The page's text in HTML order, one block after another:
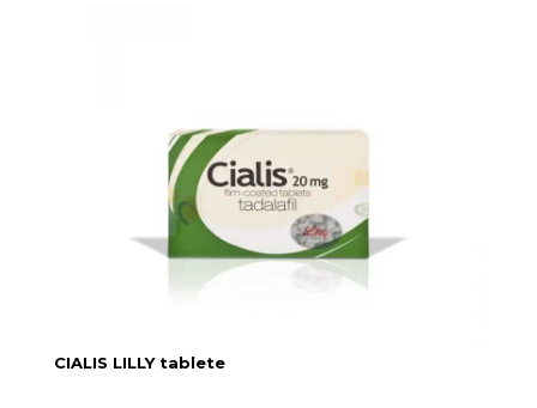
CIALIS LILLY tablete